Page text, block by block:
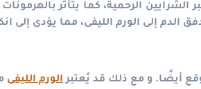
الرحمية، كما يتأثر بالهرمونات
الدم إلى الورم الليفى، مما يؤدى إلى
أيضًا. و مع ذلك قد يُعتبرالورم الليفى